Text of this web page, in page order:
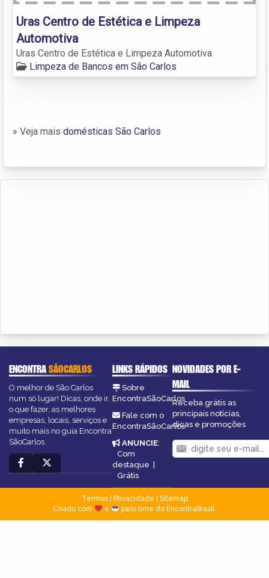
Uras Centro de Estética e Limpeza
Automotiva
Uras Centro de Estética e Limpeza Automotiva
Limpeza de Bancos em São Carlos
» Veja mais domésticas São Carlos
ENCONTRASÃOCARLOS
O melhor de São Carlos
num só lugar! Dicas, onde ir,
o que fazer, as melhores
empresas, locais, serviços e
muito mais no guia Encontra
SãoCarlos.
LINKS RÁPIDOS
Sobre
EncontraSãoCarlos
Fale com o
EncontraSãoCarlos
ANUNCIE:
Com
destaque |
Grátis
NOVIDADES POR E-
MAIL
Receba grátis as
principais notícias,
dicas e promoções
Termos| Privacidade
Sitemap
Criado com
e pelo time do EncontraBrasil